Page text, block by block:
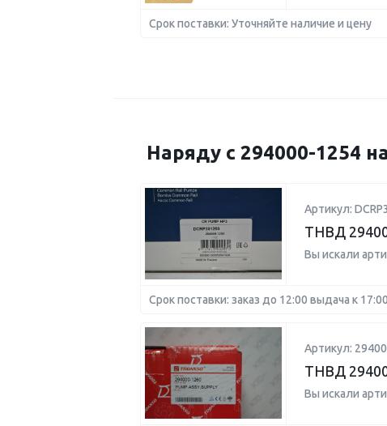
Срок поставки: Уточняйте наличие и цену
Наряду с 294000-1254
Артикул:
ТНВД
Вы искали
Срок поставки: заказ до 12:00 выдача к 17:00
Артикул:
ТНВД
Вы искали